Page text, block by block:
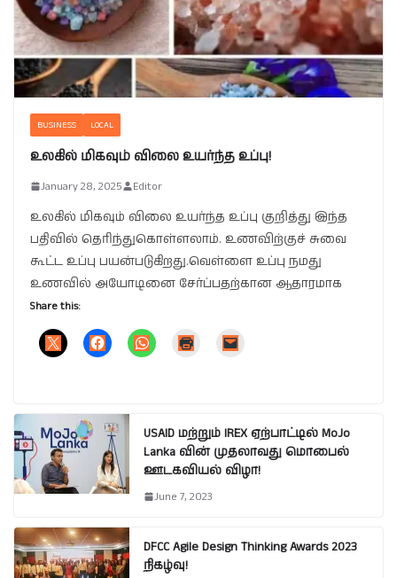
BUSINESS LOCAL
உலகில் மிகவும் விலை உயர்ந்த உப்பு!
January 28, 2025 Editor
உலகில் மிகவும் விலை உயர்ந்த உப்பு குறித்து இந்த
பதிவில் தெரிந்துகொள்ளலாம். உணவிற்குச் சுவை
கூட்ட உப்பு பயன்படுகிறது.வெள்ளை உப்பு நமது
உணவில் அயோடினை சேர்ப்பதற்கான ஆதாரமாக
Share this:
USAID மற்றும் IREX ஏற்பாட்டில் MoJo
Lanka வின் முதலாவது மொபைல்
ஊடகவியல் விழா!
June 7, 2023
DFCC Agile Design Thinking Awards 2023
நிகழ்வு!